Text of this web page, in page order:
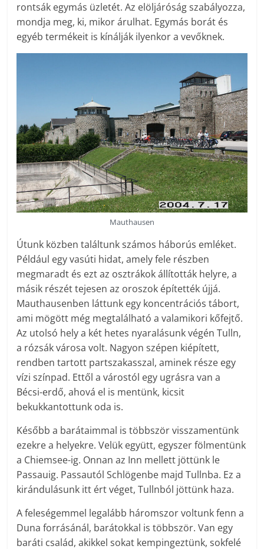
rontsák egymás üzletét. Az elöljáróság szabályozza,
mondja meg, ki, mikor árulhat. Egymás borát és
egyéb termékeit is kínálják ilyenkor a vevőknek.
Mauthausen
Útunk közben találtunk számos háborús emléket.
Például egy vasúti hidat, amely fele részben
megmaradt és ezt az osztrákok állították helyre, a
másik részét tejesen az oroszok építették újjá.
Mauthausenben láttunk egy koncentrációs tábort,
ami mögött még megtalálható a valamikori kőfejtő.
Az utolsó hely a két hetes nyaralásunk végén Tulln,
a rózsák városa volt. Nagyon szépen kiépített,
rendben tartott partszakasszal, aminek része egy
vízi színpad. Ettől a várostól egy ugrásra van a
Bécsi-erdő, ahová el is mentünk, kicsit
bekukkantottunk oda is.
Később a barátaimmal is többször visszamentünk
ezekre a helyekre. Velük együtt, egyszer fölmentünk
a Chiemsee-ig. Onnan az Inn mellett jöttünk le
Passauig. Passautól Schlögenbe majd Tullnba. Ez a
kirándulásunk itt ért véget, Tullnból jöttünk haza.
A feleségemmel legalább háromszor voltunk fenn a
Duna forrásánál, barátokkal is többször. Van egy
baráti család, akikkel sokat kempingeztünk, sokfelé